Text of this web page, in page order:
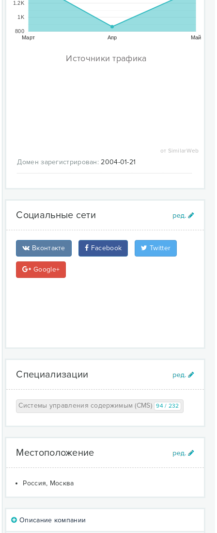
Март Апр Май
800
1K
1.2K
Источники трафика
от SimilarWeb
Домен зарегистрирован: 2004-01-21
Социальные сети
Вконтакте Facebook Twitter
Google+
Специализации
Системы управления содержимым (CMS) 94 / 232
Местоположение
Россия, Москва
Описание компании